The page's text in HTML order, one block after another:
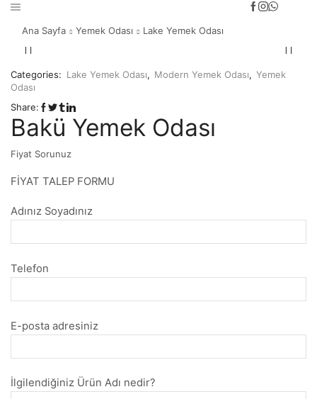
Ana Sayfa Yemek Odası Lake Yemek Odası
Categories: Lake Yemek Odası, Modern Yemek Odası, Yemek
Odası
Share:
Bakü Yemek Odası
Fiyat Sorunuz
FİYAT TALEP FORMU
Adınız Soyadınız
Telefon
E-posta adresiniz
İlgilendiğiniz Ürün Adı nedir?